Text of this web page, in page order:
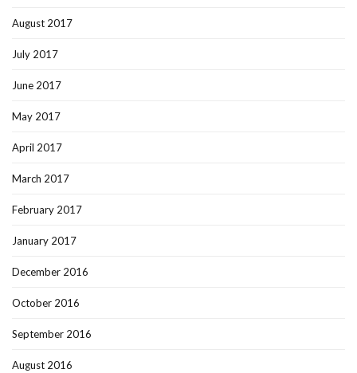
August 2017
July 2017
June 2017
May 2017
April 2017
March 2017
February 2017
January 2017
December 2016
October 2016
September 2016
August 2016